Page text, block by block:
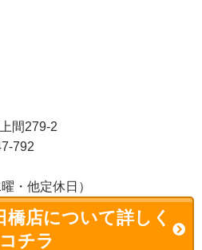
間279-2
792
・他定休日）
橋店について詳しく
チラ